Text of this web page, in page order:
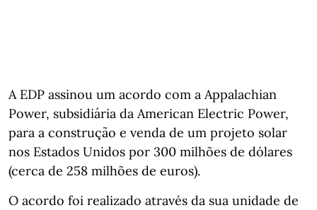
A EDP assinou um acordo com a Appalachian
Power, subsidiária da American Electric Power,
para a construção e venda de um projeto solar
nos Estados Unidos por 300 milhões de dólares
(cerca de 258 milhões de euros).
O acordo foi realizado através da sua unidade de